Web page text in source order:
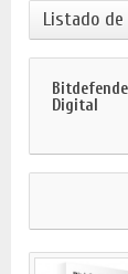
Listado
Digital